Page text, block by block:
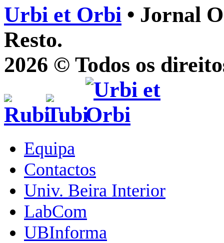
Urbi et Orbi • Jornal
Resto.
2026 © Todos os
Equipa
Contactos
Univ. Beira Interior
LabCom
UBInforma